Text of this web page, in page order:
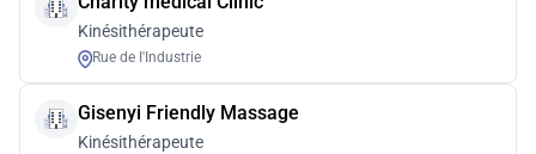
Kinésithérapeute
Rue de I'Industrie
Gisenyi Friendly Massage
Kinésithérapeute